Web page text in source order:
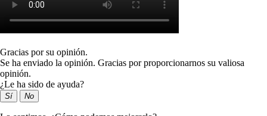
Gracias por su opinión.
Se ha enviado la opinión. Gracias por proporcionarnos su valiosa
opinión.
¿Le ha sido de ayuda?
Sí No